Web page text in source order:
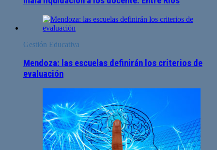
Gestión Educativa
Mendoza: las escuelas definirán los criterios de
evaluación